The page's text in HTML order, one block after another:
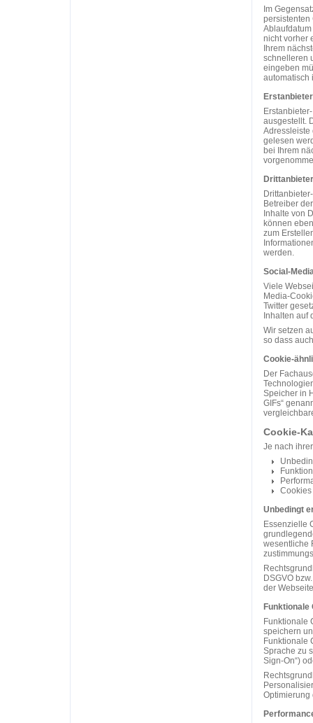
Im
persistenten
nicht vorher
Ihrem
schnelleren
eingeben
automatisch
ausgestellt.
Adressleiste
gelesen
bei Ihrem
Betreiber
Inhalte von
können
zum
werden.
Social-
Viele
Media-
Twitter
Inhalten auf
Wir setzen
so dass
Cookie-
Der
Speicher in
GIFs“
Cookie-
Je nach
Unbedingt
Essenzielle
wesentliche
DSGVO
der
Funktionale
Funktionale
speichern
Funktionale
Sprache zu
Sign-On“)
Optimierung